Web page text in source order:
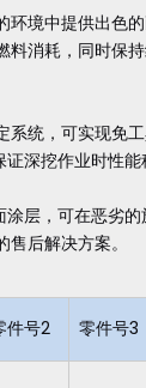
境中提供出色
消耗，同时保
，可实现免工
深挖作业时性能
层，可在恶劣
后解决方案。
件号2 零件号3